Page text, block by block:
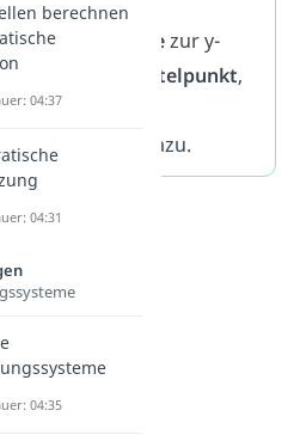
du eine
Parallelezur y-
durch den Scheitelpunkt,
Parabel
dazu.
berechnen
04:37
04:31
04:35